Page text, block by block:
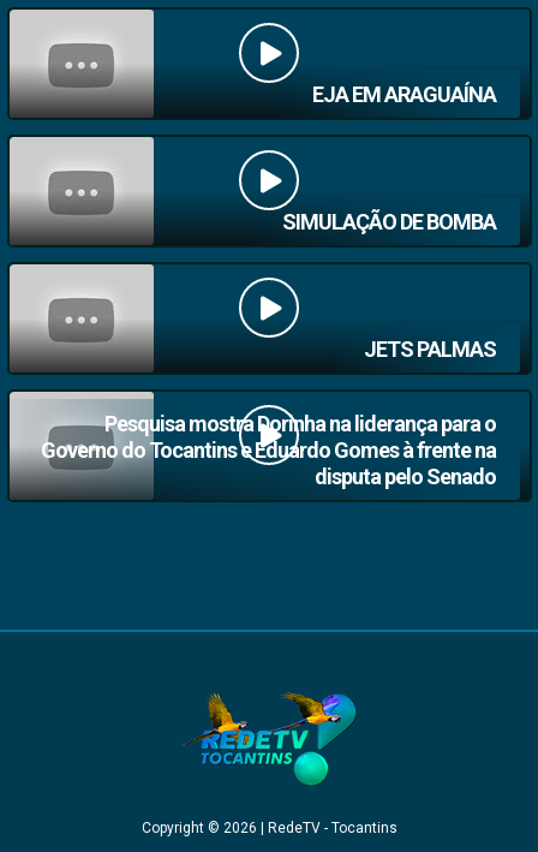
EJA EM ARAGUAÍNA
SIMULAÇÃO DE BOMBA
JETS PALMAS
Pesquisa mostra Dorinha na liderança para o
Governo do Tocantins e Eduardo Gomes à frente na
disputa pelo Senado
Copyright © 2026 | RedeTV - Tocantins